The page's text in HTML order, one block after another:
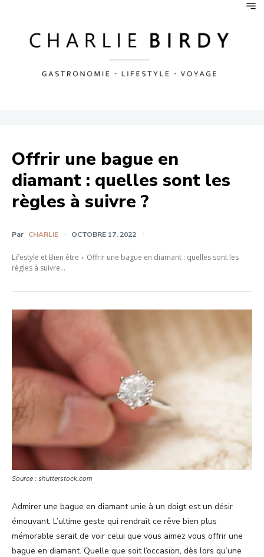
Offrir une bague en
diamant : quelles sont les
règles à suivre ?
Par CHARLIE OCTOBRE 17, 2022
Lifestyle et Bien être
Offrir une bague en diamant : quelles sont les
règles à suivre...
Source : shutterstock.com
Admirer une bague en diamant unie à un doigt est un désir
émouvant. L’ultime geste qui rendrait ce rêve bien plus
mémorable serait de voir celui que vous aimez vous offrir une
bague en diamant. Quelle que soit l’occasion, dès lors qu’une